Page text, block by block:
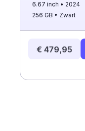
6.67 inch
2024
256 GB
Zwart
€ 479,95